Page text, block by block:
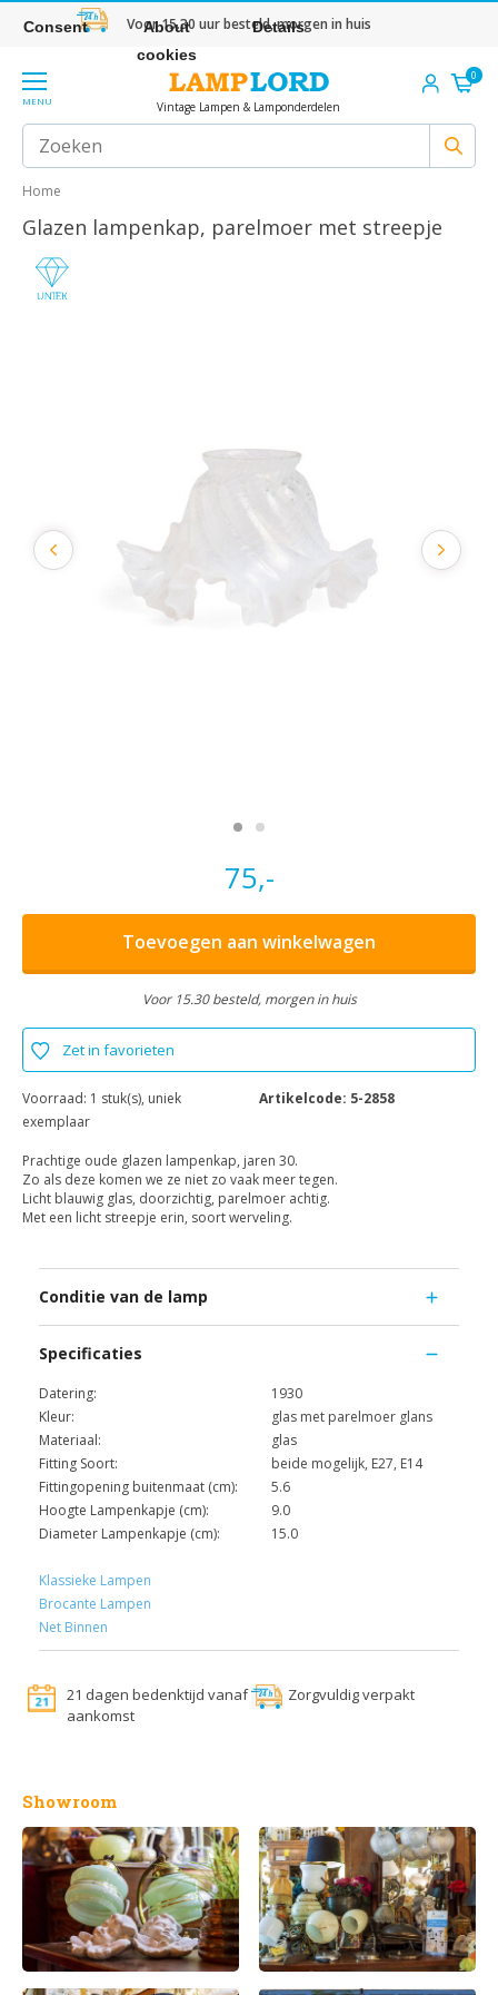
Voor 15.30 uur besteld, morgen in huis
MENU Vintage Lampen & Lamponderdelen
0
Home
Glazen lampenkap, parelmoer met streepje
75,-
Toevoegen aan winkelwagen
Voor 15.30 besteld, morgen in huis
Zet in favorieten
Voorraad: 1 stuk(s), uniek
exemplaar
Artikelcode: 5-2858
Prachtige oude glazen lampenkap, jaren 30.
Zo als deze komen we ze niet zo vaak meer tegen.
Licht blauwig glas, doorzichtig, parelmoer achtig.
Met een licht streepje erin, soort werveling.
Conditie van de lamp
Specificaties
Datering:
1930
Kleur:
glas met parelmoer glans
Materiaal:
glas
Fitting Soort:
beide mogelijk, E27, E14
Fittingopening buitenmaat (cm):
5.6
Hoogte Lampenkapje (cm):
9.0
Diameter Lampenkapje (cm):
15.0
Klassieke Lampen
Brocante Lampen
Net Binnen
21 dagen bedenktijd vanaf
aankomst
Zorgvuldig verpakt
Showroom
Consent
About
cookies
Details